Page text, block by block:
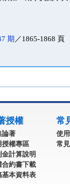
期 ／1865-1868 頁
授權
論著
授權專區
金計算說明
合約書下載
基本資料表
常
使
常